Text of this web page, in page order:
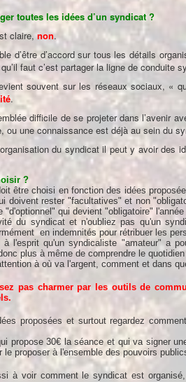
toutes les idées d’un syndicat ?
claire, non.
d’être d’accord sur tous les détails
faut c’est partager la ligne de conduite
souvent sur les réseaux sociaux, «
.
difficile de se projeter dans l’avenir
ou une connaissance est déjà au sein du
du syndicat il peut y avoir des
?
être choisi en fonction des idées
doivent rester "facultatives" et non
"d'optionnel" qui devient "obligatoire"
du syndicat et n'oubliez pas qu'un
en indemnités pour rétribuer les
à l'esprit qu'un syndicaliste "amateur" a
plus à même de comprendre le
à où va l'argent, comment et dans
pas charmer par les outils de
proposées et surtout regardez
propose 30€ la séance et qui va signer
le proposer à l'ensemble des pouvoirs
à voir comment le syndicat est